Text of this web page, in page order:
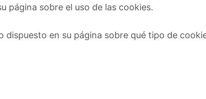
página sobre el uso de las cookies.
dispuesto en su página sobre qué tipo de